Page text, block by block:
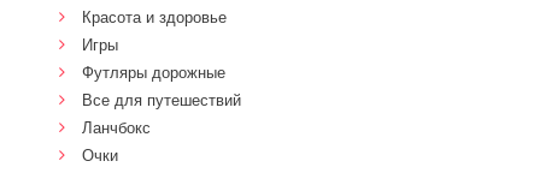
Красота и здоровье
Игры
Футляры дорожные
Все для путешествий
Ланчбокс
Очки